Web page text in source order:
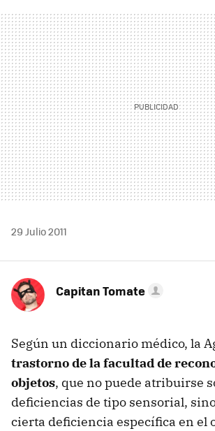
MAIL
29 Julio 2011
Capitan Tomate
Según un diccionario médico, la
trastorno de la facultad de
objetos, que no puede atribuirse
deficiencias de tipo sensorial,
cierta deficiencia específica en el